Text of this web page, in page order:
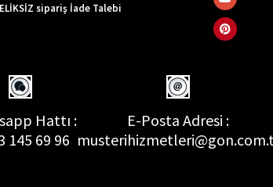
sipariş İade Talebi
Hattı :
145 69 96
E-Posta Adresi :